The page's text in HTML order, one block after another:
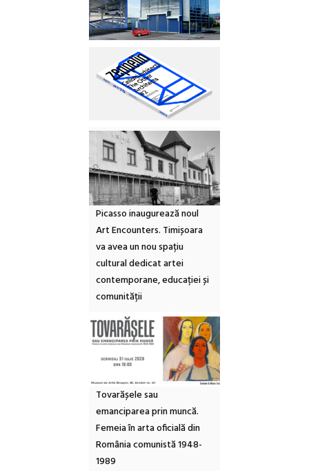
Picasso inaugurează noul
Art Encounters. Timișoara
va avea un nou spațiu
cultural dedicat artei
contemporane, educației și
comunității
Tovarășele sau
emanciparea prin muncă.
Femeia în arta oficială din
România comunistă 1948-
1989